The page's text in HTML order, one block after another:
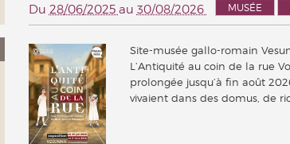
Du 28/06/2025 au 30/08/2026 MUSÉE
Site-musée gallo-romain
L’Antiquité au coin de la rue
prolongée jusqu’à fin août
vivaient dans des domus, de